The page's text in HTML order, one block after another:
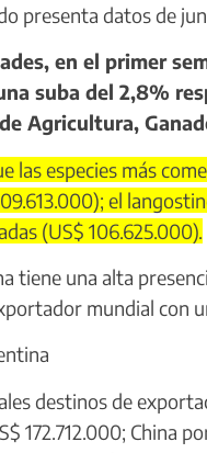
presenta datos de
en el primer
suba del 2,8%
Agricultura,
las especies más
el
(US$ 106.625.000).
tiene una alta
mundial con
destinos de
172.712.000; China